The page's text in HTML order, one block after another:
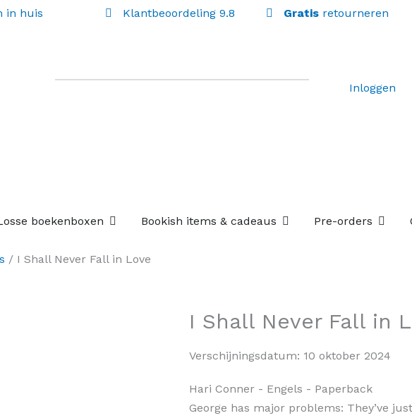
in huis Klantbeoordeling 9.8 Gratis retourneren
Inloggen
boekenboxen Open Losse boekenboxen
Bookish items & cadeaus Open Bookish items &
Pre-orders Open
/ I Shall Never Fall in Love
I Shall Never Fall in
Verschijningsdatum: 10 oktober 2024
Hari Conner - Engels - Paperback
George has major problems: They’ve